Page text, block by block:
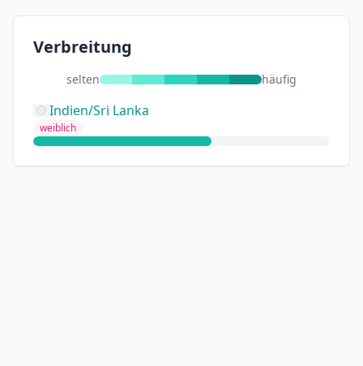
Verbreitung
selten häufig
Indien/Sri Lanka
weiblich